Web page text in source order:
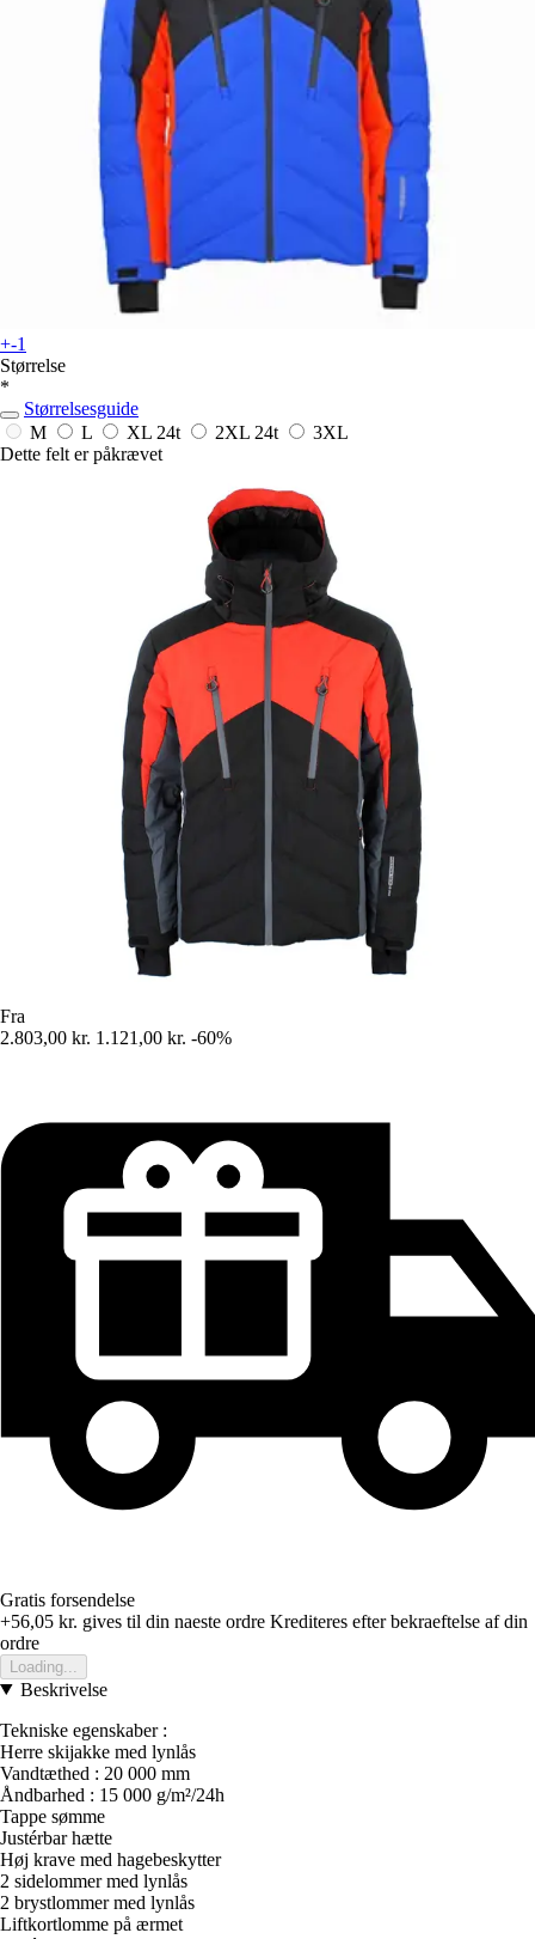
+-1
Størrelse
*
Størrelsesguide
M
L XL 24t 2XL 24t
3XL
Dette felt er påkrævet
Fra
2.803,00 kr. 1.121,00 kr. -60%
Gratis forsendelse
+56,05 kr. gives til din naeste ordre Krediteres efter bekraeftelse af din
ordre
Loading...
Beskrivelse
Tekniske egenskaber :
Herre skijakke med lynlås
Vandtæthed : 20 000 mm
Åndbarhed : 15 000 g/m²/24h
Tappe sømme
Justérbar hætte
Høj krave med hagebeskytter
2 sidelommer med lynlås
2 brystlommer med lynlås
Liftkortlomme på ærmet